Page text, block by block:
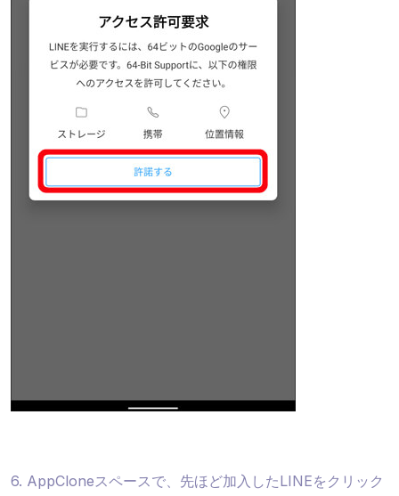
6. AppCloneスペースで、先ほど加入したLINEをクリック